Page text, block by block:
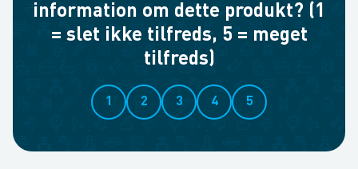
information om dette produkt? (1
= slet ikke tilfreds, 5 = meget
tilfreds)
1 2 3 4 5